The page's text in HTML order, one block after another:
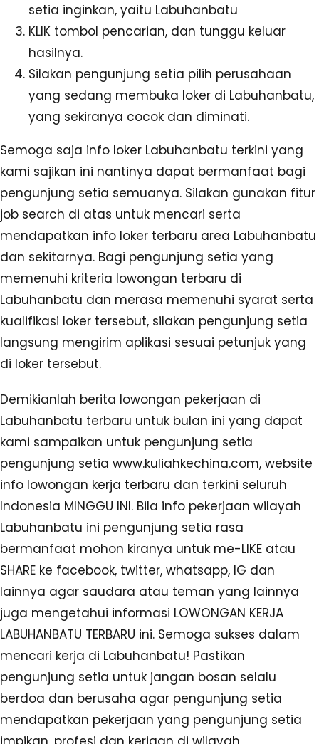
setia inginkan, yaitu Labuhanbatu
KLIK tombol pencarian, dan tunggu keluar
hasilnya.
Silakan pengunjung setia pilih perusahaan
yang sedang membuka loker di Labuhanbatu,
yang sekiranya cocok dan diminati.
Semoga saja info loker Labuhanbatu terkini yang
kami sajikan ini nantinya dapat bermanfaat bagi
pengunjung setia semuanya. Silakan gunakan fitur
job search di atas untuk mencari serta
mendapatkan info loker terbaru area Labuhanbatu
dan sekitarnya. Bagi pengunjung setia yang
memenuhi kriteria lowongan terbaru di
Labuhanbatu dan merasa memenuhi syarat serta
kualifikasi loker tersebut, silakan pengunjung setia
langsung mengirim aplikasi sesuai petunjuk yang
di loker tersebut.
Demikianlah berita lowongan pekerjaan di
Labuhanbatu terbaru untuk bulan ini yang dapat
kami sampaikan untuk pengunjung setia
pengunjung setia www.kuliahkechina.com, website
info lowongan kerja terbaru dan terkini seluruh
Indonesia MINGGU INI. Bila info pekerjaan wilayah
Labuhanbatu ini pengunjung setia rasa
bermanfaat mohon kiranya untuk me-LIKE atau
SHARE ke facebook, twitter, whatsapp, IG dan
lainnya agar saudara atau teman yang lainnya
juga mengetahui informasi LOWONGAN KERJA
LABUHANBATU TERBARU ini. Semoga sukses dalam
mencari kerja di Labuhanbatu! Pastikan
pengunjung setia untuk jangan bosan selalu
berdoa dan berusaha agar pengunjung setia
mendapatkan pekerjaan yang pengunjung setia